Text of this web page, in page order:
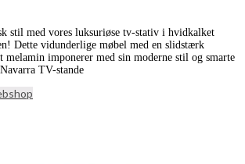
stil med vores luksuriøse tv-stativ i hvidkalket
Dette vidunderlige møbel med en slidstærk
imponerer med sin moderne stil og smarte
TV-stande